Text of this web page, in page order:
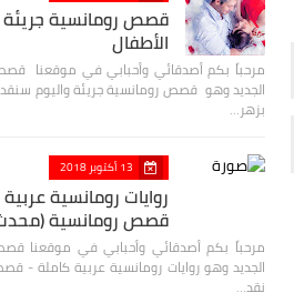
قصص رومانسية
الأطفال
الجديد وهو قصص رومانسية جريئة واليوم
بزهر…
13 أكتوبر 2018
روايات رومانسية
قصص رومانسية
الجديد وهو روايات رومانسية عربية كاملة -
نقد…